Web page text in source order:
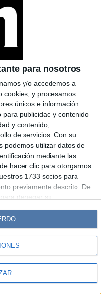
para nosotros
y/o accedemos a
cookies, y procesamos
únicos e información
para publicidad y contenido
y contenido,
de servicios. Con su
podemos utilizar datos de
mediante las
hacer clic para otorgarnos
1733 socios para
previamente descrito. De
denegar su
su consentimiento.
de sus datos
consentimiento, pero usted
Sus
en cualquier
Noticias
Break BATimes
derechos reservados
Nro. 5346433